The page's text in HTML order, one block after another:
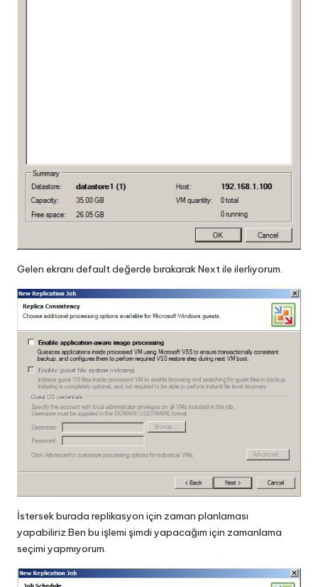
Gelen ekranı default değerde bırakarak Next ile ilerliyorum.
İstersek burada replikasyon için zaman planlaması
yapabiliriz.Ben bu işlemi şimdi yapacağım için zamanlama
seçimi yapmıyorum.